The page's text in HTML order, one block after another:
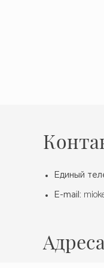
Единый
E-mail: